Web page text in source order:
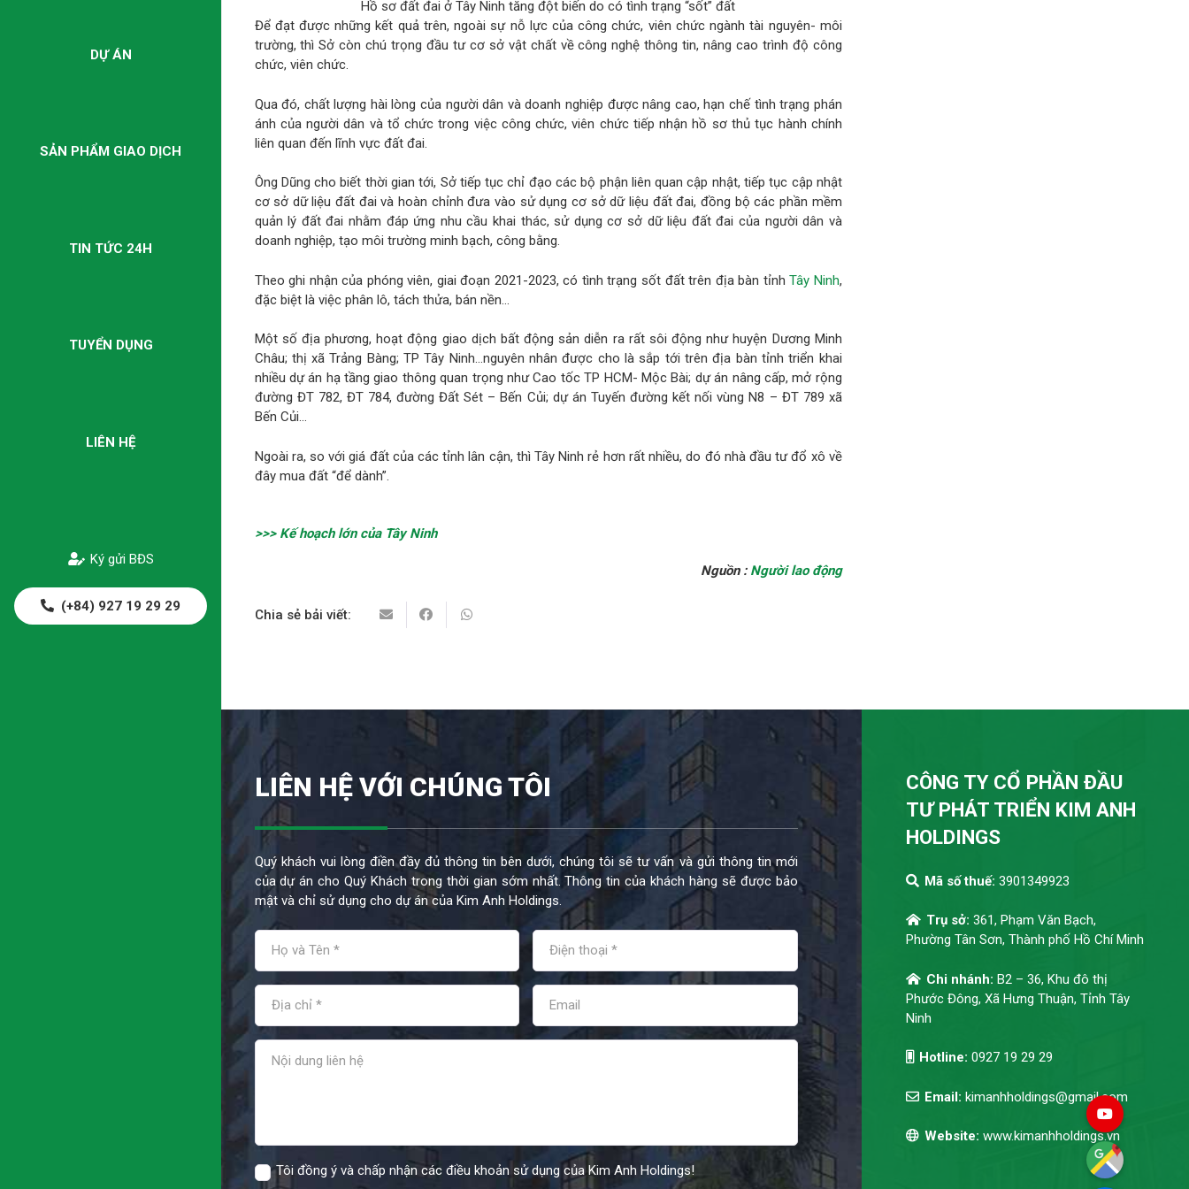
DỰ ÁN
SẢN PHẨM GIAO DỊCH
TIN TỨC 24H
TUYỂN DỤNG
LIÊN HỆ
Ký gửi BĐS
(+84) 927 19 29 29
Hồ sơ đất đai ở Tây Ninh tăng đột biến do có tình trạng “sốt” đất
Để đạt được những kết quả trên, ngoài sự nỗ lực của công chức, viên chức ngành tài nguyên- môi
trường, thì Sở còn chú trọng đầu tư cơ sở vật chất về công nghệ thông tin, nâng cao trình độ công
chức, viên chức.
Qua đó, chất lượng hài lòng của người dân và doanh nghiệp được nâng cao, hạn chế tình trạng phán
ánh của người dân và tổ chức trong việc công chức, viên chức tiếp nhận hồ sơ thủ tục hành chính
liên quan đến lĩnh vực đất đai.
Ông Dũng cho biết thời gian tới, Sở tiếp tục chỉ đạo các bộ phận liên quan cập nhật, tiếp tục cập nhật
cơ sở dữ liệu đất đai và hoàn chỉnh đưa vào sử dụng cơ sở dữ liệu đất đai, đồng bộ các phần mềm
quản lý đất đai nhằm đáp ứng nhu cầu khai thác, sử dụng cơ sở dữ liệu đất đai của người dân và
doanh nghiệp, tạo môi trường minh bạch, công bằng.
Theo ghi nhận của phóng viên, giai đoạn 2021-2023, có tình trạng sốt đất trên địa bàn tỉnhTây Ninh,
đặc biệt là việc phân lô, tách thửa, bán nền…
Một số địa phương, hoạt động giao dịch bất động sản diễn ra rất sôi động như huyện Dương Minh
Châu; thị xã Trảng Bàng; TP Tây Ninh…nguyên nhân được cho là sắp tới trên địa bàn tỉnh triển khai
nhiều dự án hạ tầng giao thông quan trọng như Cao tốc TP HCM- Mộc Bài; dự án nâng cấp, mở rộng
đường ĐT 782, ĐT 784, đường Đất Sét – Bến Củi; dự án Tuyến đường kết nối vùng N8 – ĐT 789 xã
Bến Củi…
Ngoài ra, so với giá đất của các tỉnh lân cận, thì Tây Ninh rẻ hơn rất nhiều, do đó nhà đầu tư đổ xô về
đây mua đất “để dành”.
>>> Kế hoạch lớn của Tây Ninh
Nguồn : Người lao động
Chia sẻ bải viết:
LIÊN HỆ VỚI CHÚNG TÔI
Quý khách vui lòng điền đầy đủ thông tin bên dưới, chúng tôi sẽ tư vấn và gửi thông tin mới
của dự án cho Quý Khách trong thời gian sớm nhất. Thông tin của khách hàng sẽ được bảo
mật và chỉ sử dụng cho dự án của Kim Anh Holdings.
Tôi đồng ý và chấp nhận các điều khoản sử dụng của Kim Anh Holdings!
CÔNG TY CỔ PHẦN ĐẦU
TƯ PHÁT TRIỂN KIM ANH
HOLDINGS
Mã số thuế:3901349923
Trụ sở:361, Phạm Văn Bạch,
Phường Tân Sơn, Thành phố Hồ Chí Minh
Chi nhánh:B2 – 36, Khu đô thị
Phước Đông, Xã Hưng Thuận, Tỉnh Tây
Ninh
Hotline:0927 19 29 29
Email:kimanhholdings@gmail.com
Website:www.kimanhholdings.vn